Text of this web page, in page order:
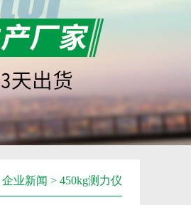
企业新闻 > 450kg测力仪